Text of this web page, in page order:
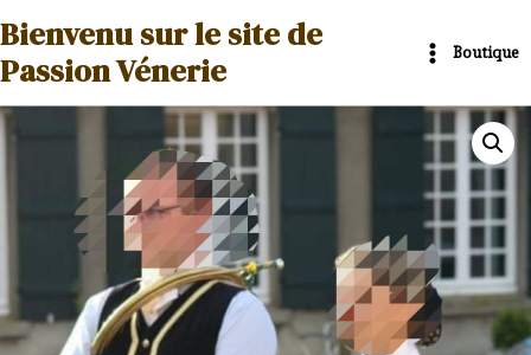
au
contenu
Bienvenu sur le site de
Passion Vénerie
MenuBoutique